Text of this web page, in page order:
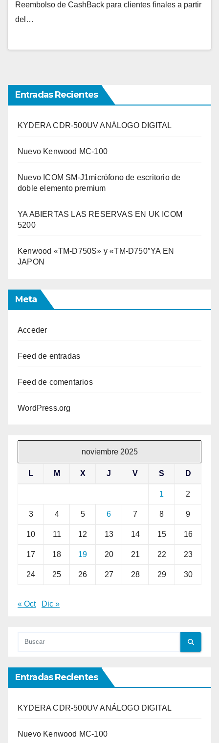
Reembolso de CashBack para clientes finales a partir
del…
Entradas Recientes
KYDERA CDR-500UV ANÁLOGO DIGITAL
Nuevo Kenwood MC-100
Nuevo ICOM SM-J1micrófono de escritorio de
doble elemento premium
YA ABIERTAS LAS RESERVAS EN UK ICOM
5200
Kenwood «TM-D750S» y «TM-D750″YA EN
JAPON
Meta
Acceder
Feed de entradas
Feed de comentarios
WordPress.org
noviembre 2025
L M X J V S D
1 2
3 4 5 6 7 8 9
10 11 12 13 14 15 16
17 18 19 20 21 22 23
24 25 26 27 28 29 30
« Oct Dic »
Entradas Recientes
KYDERA CDR-500UV ANÁLOGO DIGITAL
Nuevo Kenwood MC-100